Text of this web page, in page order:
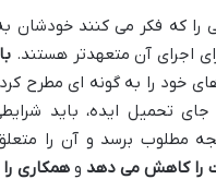
را که فکر می کنند خودشان
اجرای آن متعهدتر هستند.
خود را به گونه ای مطرح
تحمیل ایده، باید
مطلوب برسد و آن را
را کاهش می دهد و همکاری